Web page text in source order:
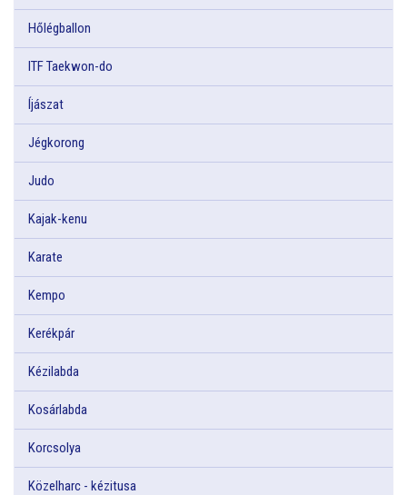
Hőlégballon
ITF Taekwon-do
Íjászat
Jégkorong
Judo
Kajak-kenu
Karate
Kempo
Kerékpár
Kézilabda
Kosárlabda
Korcsolya
Közelharc - kézitusa